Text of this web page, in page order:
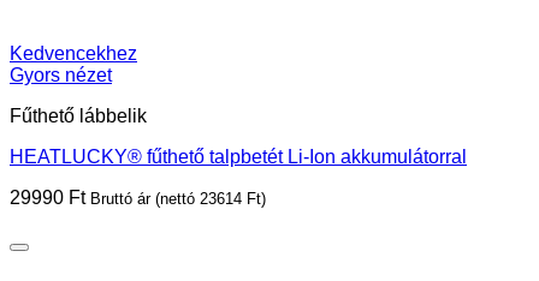
Kedvencekhez
Gyors nézet
Fűthető lábbelik
HEATLUCKY® fűthető talpbetét Li-Ion akkumulátorral
29990 Ft Bruttó ár (nettó 23614 Ft)